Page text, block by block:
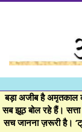
।।
बड़ा अजीब है अमृतकाल
सब झूठ बोल रहे हैं।
सच जानना ज़रूरी है।